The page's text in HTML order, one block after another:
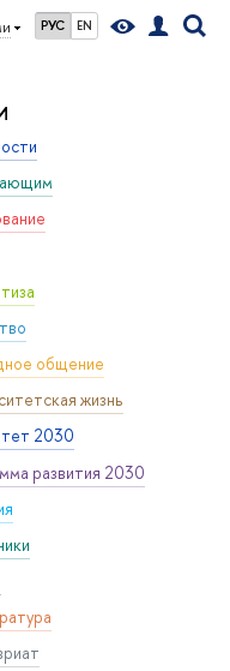
РУС EN
общение
жизнь
2030
развития 2030